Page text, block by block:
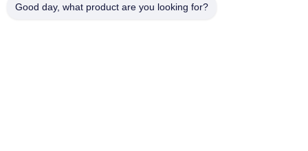
0086-15322891631
Good day, what product are you looking for?